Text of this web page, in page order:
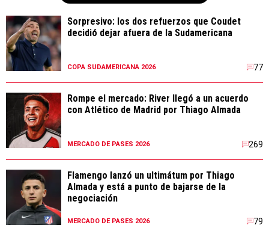
Sorpresivo: los dos refuerzos que Coudet
decidió dejar afuera de la Sudamericana
COPA SUDAMERICANA 2026 77
Rompe el mercado: River llegó a un acuerdo
con Atlético de Madrid por Thiago Almada
MERCADO DE PASES 2026 269
Flamengo lanzó un ultimátum por Thiago
Almada y está a punto de bajarse de la
negociación
MERCADO DE PASES 2026 79